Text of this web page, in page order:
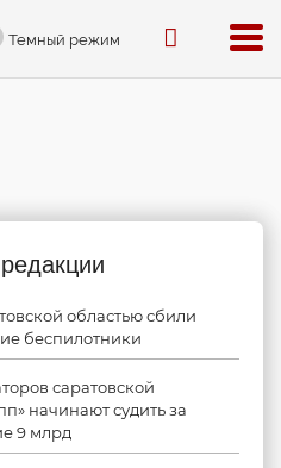
Темный режим
областью сбили
беспилотники
саратовской
начинают судить за
9 млрд